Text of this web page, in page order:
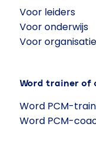
Voor leiders
Voor onderwijs
Voor
Word trainer of
Word PCM-
Word PCM-